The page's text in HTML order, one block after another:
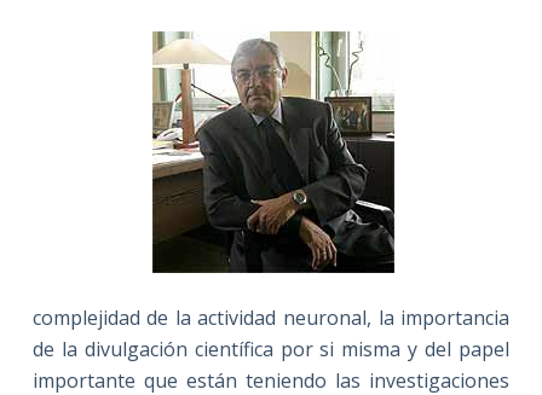
complejidad de la actividad neuronal, la importancia
de la divulgación científica por si misma y del papel
importante que están teniendo las investigaciones